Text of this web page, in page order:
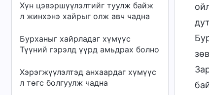
Хүн цэвэршүүлэлтийг туулж байж
л жинхэнэ хайрыг олж авч чадна
Бурханыг хайрладаг хүмүүс
Түүний гэрэлд үүрд амьдрах болно
Хэрэгжүүлэлтэд анхаардаг хүмүүс
л төгс болгуулж чадна